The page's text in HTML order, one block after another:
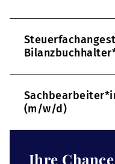
(m/w/d)
Ihre